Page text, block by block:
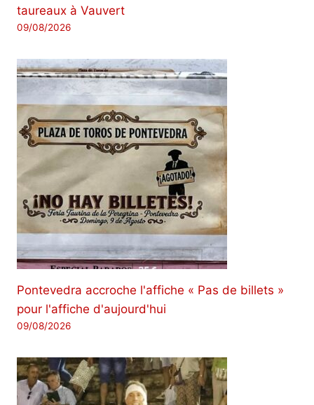
taureaux à Vauvert
09/08/2026
Pontevedra accroche l'affiche « Pas de billets »
pour l'affiche d'aujourd'hui
09/08/2026